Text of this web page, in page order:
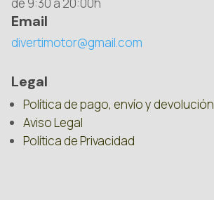
de 9:30 a 20:00h
Email
divertimotor@gmail.com
Legal
Política de pago, envío y devolución
Aviso Legal
Política de Privacidad